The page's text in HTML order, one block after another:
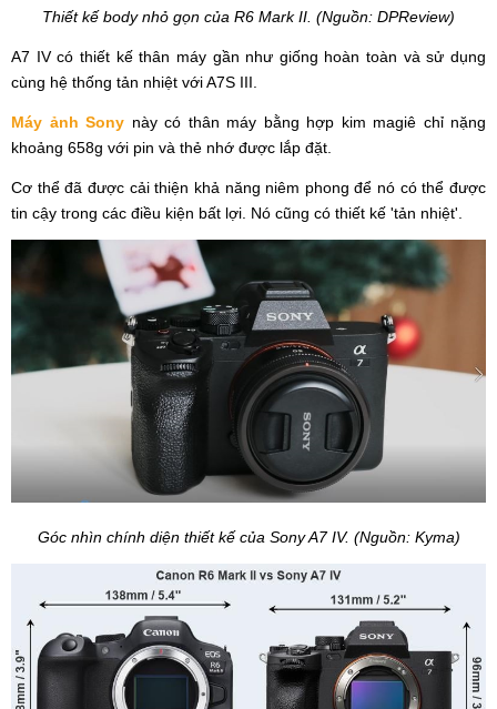
Thiết kế body nhỏ gọn của R6 Mark II. (Nguồn: DPReview)
A7 IV có thiết kế thân máy gần như giống hoàn toàn và sử dụng
cùng hệ thống tản nhiệt với A7S III.
Máy ảnh Sony này có thân máy bằng hợp kim magiê chỉ nặng
khoảng 658g với pin và thẻ nhớ được lắp đặt.
Cơ thể đã được cải thiện khả năng niêm phong để nó có thể được
tin cậy trong các điều kiện bất lợi. Nó cũng có thiết kế 'tản nhiệt'.
Góc nhìn chính diện thiết kế của Sony A7 IV. (Nguồn: Kyma)